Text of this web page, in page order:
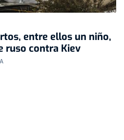
entre ellos un niño,
ruso contra Kiev